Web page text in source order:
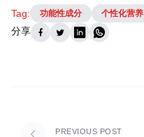
Tag: 功能性成分 个性化营养
分享
PREVIOUS POST